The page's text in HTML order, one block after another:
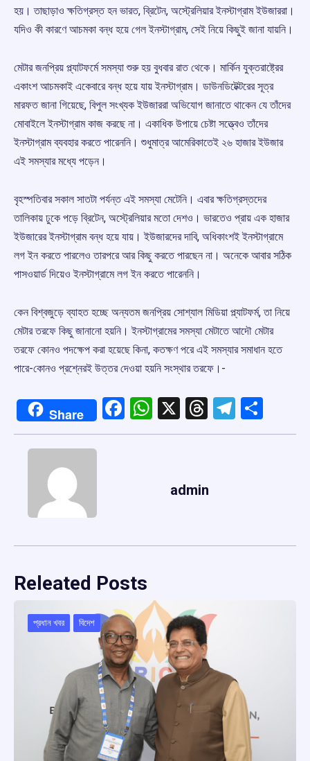
হয়। তাছাড়াও ক্ষতিগ্রস্ত হন ভারত, ব্রিটেন, অস্ট্রেলিয়ার ইনস্টাগ্রাম ইউজাররা।
যদিও কী কারণে আচমকা বন্ধ হয়ে গেল ইনস্টাগ্রাম, সেই নিয়ে কিছুই জানা যায়নি।
মেটার জনপ্রিয় প্ল্যাটফর্মে সমস্যা শুরু হয় বুধবার রাত থেকে। মার্কিন যুক্তরাষ্ট্রের
একাংশ আচমকাই একেবারে বন্ধ হয়ে যায় ইনস্টাগ্রাম। ডাউনডিটেক্টরের সূত্র
মারফত জানা গিয়েছে, বিপুল সংখ্যক ইউজাররা অভিযোগ জানাতে থাকেন যে তাঁদের
মোবাইলে ইনস্টাগ্রাম কাজ করছে না। একাধিক উপায়ে চেষ্টা সত্ত্বেও তাঁদের
ইনস্টাগ্রাম ব্যবহার করতে পারেননি। শুধুমাত্র আমেরিকাতেই ২৬ হাজার ইউজার
এই সমস্যার মধ্যে পড়েন।
বৃহস্পতিবার সকাল সাতটা পর্যন্ত এই সমস্যা মেটেনি। এবার ক্ষতিগ্রস্তদের
তালিকায় ঢুকে পড়ে ব্রিটেন, অস্ট্রেলিয়ার মতো দেশও। ভারতেও প্রায় এক হাজার
ইউজারের ইনস্টাগ্রাম বন্ধ হয়ে যায়। ইউজারদের দাবি, অধিকাংশই ইনস্টাগ্রামে
লগ ইন করতে পারলেও তারপরে আর কিছু করতে পারছেন না। অনেকে আবার সঠিক
পাসওয়ার্ড দিয়েও ইনস্টাগ্রামে লগ ইন করতে পারেননি।
কেন বিশ্বজুড়ে ব্যাহত হচ্ছে অন্যতম জনপ্রিয় সোশ্যাল মিডিয়া প্ল্যাটফর্ম, তা নিয়ে
মেটার তরফে কিছু জানানো হয়নি। ইনস্টাগ্রামের সমস্যা মেটাতে আদৌ মেটার
তরফে কোনও পদক্ষেপ করা হয়েছে কিনা, কতক্ষণ পরে এই সমস্যার সমাধান হতে
পারে-কোনও প্রশ্নেরই উত্তর দেওয়া হয়নি সংস্থার তরফে।-
Share Facebook
WhatsApp
X Threads
admin
Releated Posts
প্রধান খবর বিদেশ